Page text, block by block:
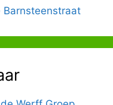
Barnsteenstraat